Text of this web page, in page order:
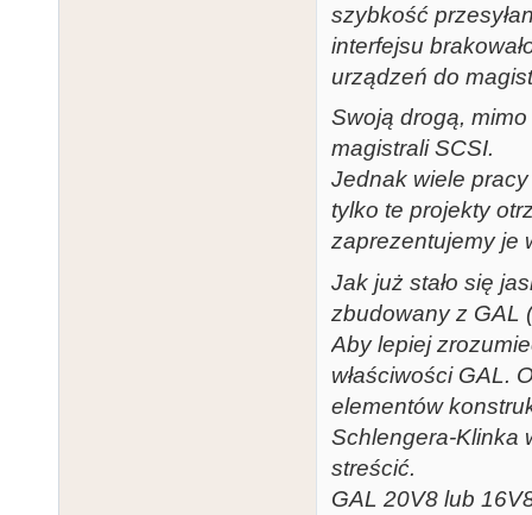
szybkość
interfejsu
urządzeń do
Swoją drogą,
magistrali SCSI.
Jednak wiele pracy
tylko te projekty
zaprezentujemy je
Jak już stało się
zbudowany z GAL
Aby lepiej
właściwości GAL.
elementów
Schlengera-Klinka
streścić.
GAL 20V8 lub